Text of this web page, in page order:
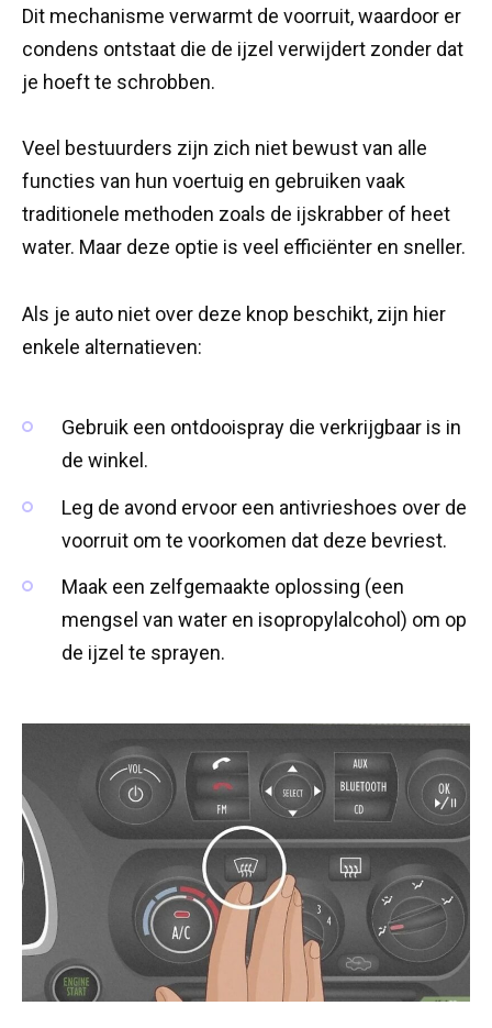
Dit mechanisme verwarmt de voorruit, waardoor er
condens ontstaat die de ijzel verwijdert zonder dat
je hoeft te schrobben.
Veel bestuurders zijn zich niet bewust van alle
functies van hun voertuig en gebruiken vaak
traditionele methoden zoals de ijskrabber of heet
water. Maar deze optie is veel efficiënter en sneller.
Als je auto niet over deze knop beschikt, zijn hier
enkele alternatieven:
Gebruik een ontdooispray die verkrijgbaar is in
de winkel.
Leg de avond ervoor een antivrieshoes over de
voorruit om te voorkomen dat deze bevriest.
Maak een zelfgemaakte oplossing (een
mengsel van water en isopropylalcohol) om op
de ijzel te sprayen.